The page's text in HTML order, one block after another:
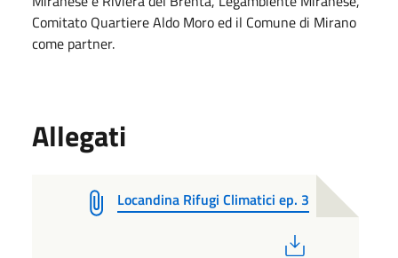
Comitato Quartiere Aldo Moro ed il Comune di Mirano
come partner.
Allegati
Locandina Rifugi Climatici ep. 3